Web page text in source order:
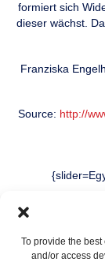
To provide the
and/or access
formiert sich
dieser wächst.
Franziska
Source: http://
On October 24,
the Cordoba
and on the
of the